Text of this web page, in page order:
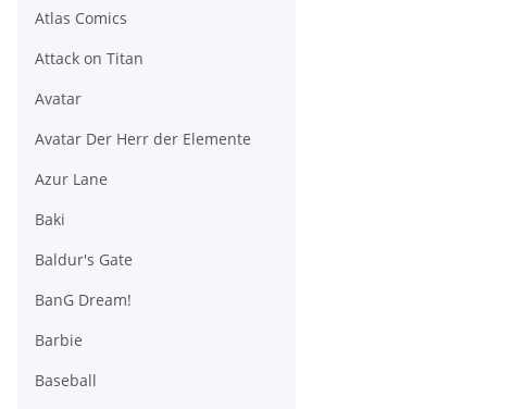
Atlas Comics
Attack on Titan
Avatar
Avatar Der Herr der Elemente
Azur Lane
Baki
Baldur's Gate
BanG Dream!
Barbie
Baseball